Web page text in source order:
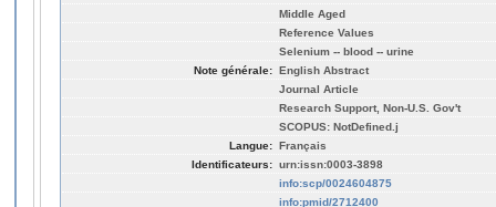
Middle Aged
Reference Values
Selenium -- blood -- urine
Note générale: English Abstract
Journal Article
Research Support, Non-U.S. Gov't
SCOPUS: NotDefined.j
Langue: Français
Identificateurs: urn:issn:0003-3898
info:scp/0024604875
info:pmid/2712400